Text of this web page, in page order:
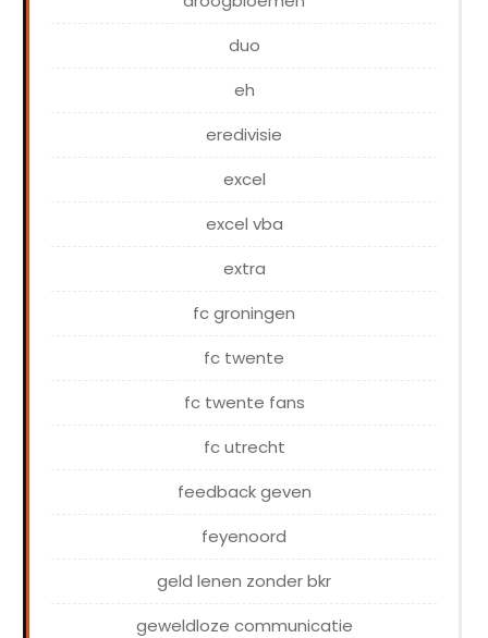
duo
eh
eredivisie
excel
excel vba
extra
fc groningen
fc twente
fc twente fans
fc utrecht
feedback geven
feyenoord
geld lenen zonder bkr
geweldloze communicatie